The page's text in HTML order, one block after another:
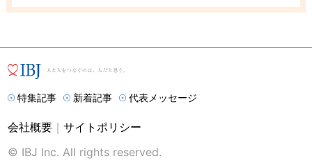
特集記事 新着記事 代表メッセージ
会社概要 ｜サイトポリシー
© IBJ Inc. All rights reserved.